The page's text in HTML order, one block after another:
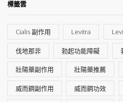
標籤雲
Cialis 副作用 Levitra
伐地那非 勃起功能障礙
壯陽藥副作用 壯陽藥推薦
威而鋼副作用 威而鋼功效